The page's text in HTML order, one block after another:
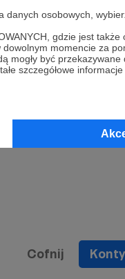
osobowych,
gdzie jest
momencie za
mogły być
szczegółowe
Cofnij